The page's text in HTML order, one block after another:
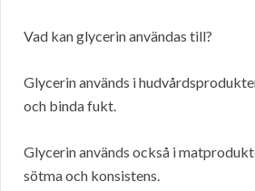
Vad kan glycerin användas till?
Glycerin används i
och binda fukt.
Glycerin används också i
sötma och konsistens.